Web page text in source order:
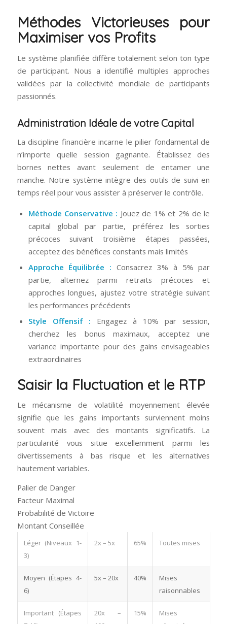
Méthodes Victorieuses pour
Maximiser vos Profits
Le système planifiée diffère totalement selon ton type
de participant. Nous a identifié multiples approches
validées par la collectivité mondiale de participants
passionnés.
Administration Idéale de votre Capital
La discipline financière incarne le pilier fondamental de
n’importe quelle session gagnante. Établissez des
bornes nettes avant seulement de entamer une
manche. Notre système intègre des outils de suivi en
temps réel pour vous assister à préserver le contrôle.
Méthode Conservative : Jouez de 1% et 2% de le
capital global par partie, préférez les sorties
précoces suivant troisième étapes passées,
acceptez des bénéfices constants mais limités
Approche Équilibrée : Consacrez 3% à 5% par
partie, alternez parmi retraits précoces et
approches longues, ajustez votre stratégie suivant
les performances précédents
Style Offensif : Engagez à 10% par session,
cherchez les bonus maximaux, acceptez une
variance importante pour des gains envisageables
extraordinaires
Saisir la Fluctuation et le RTP
Le mécanisme de volatilité moyennement élevée
signifie que les gains importants surviennent moins
souvent mais avec des montants significatifs. La
particularité vous situe excellemment parmi les
divertissements à bas risque et les alternatives
hautement variables.
Palier de Danger
Facteur Maximal
Probabilité de Victoire
Montant Conseillée
Léger (Niveaux 1-
3)
2x – 5x 65% Toutes mises
Moyen (Étapes 4-
6)
5x – 20x 40%
Mises
raisonnables
Important (Étapes
20x –
15%
Mises